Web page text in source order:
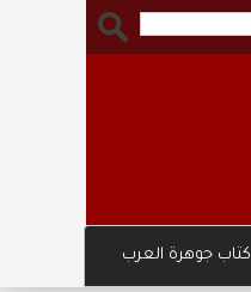
كتاب جوهرة العرب